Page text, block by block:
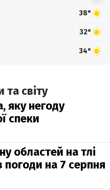
38°
32°
34°
світу
яку негоду
спеки
областей на тлі
погоди на 7 серпня